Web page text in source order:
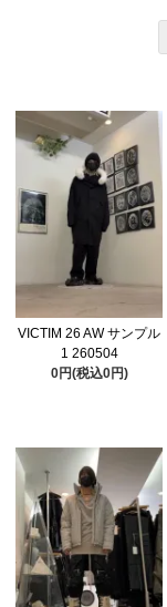
VICTIM 26 AW サンプル
1 260504
0円(税込0円)